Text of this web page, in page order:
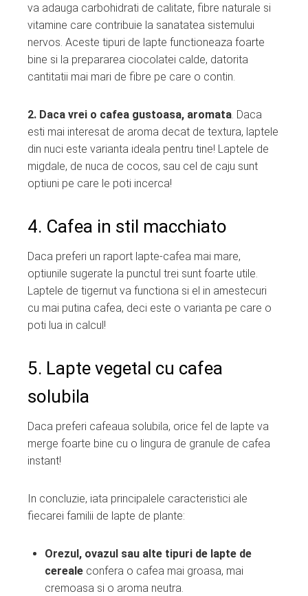
va adauga carbohidrati de calitate, fibre naturale si
vitamine care contribuie la sanatatea sistemului
nervos. Aceste tipuri de lapte functioneaza foarte
bine si la prepararea ciocolatei calde, datorita
cantitatii mai mari de fibre pe care o contin.
2. Daca vrei o cafea gustoasa, aromata. Daca
esti mai interesat de aroma decat de textura, laptele
din nuci este varianta ideala pentru tine! Laptele de
migdale, de nuca de cocos, sau cel de caju sunt
optiuni pe care le poti incerca!
4. Cafea in stil macchiato
Daca preferi un raport lapte-cafea mai mare,
optiunile sugerate la punctul trei sunt foarte utile.
Laptele de tigernut va functiona si el in amestecuri
cu mai putina cafea, deci este o varianta pe care o
poti lua in calcul!
5. Lapte vegetal cu cafea
solubila
Daca preferi cafeaua solubila, orice fel de lapte va
merge foarte bine cu o lingura de granule de cafea
instant!
In concluzie, iata principalele caracteristici ale
fiecarei familii de lapte de plante:
Orezul, ovazul sau alte tipuri de lapte de
cereale confera o cafea mai groasa, mai
cremoasa si o aroma neutra.